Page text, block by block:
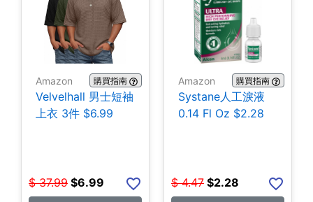
Amazon 購買指南
Velvelhall 男士短袖
上衣 3件 $6.99
$ 37.99 $6.99
Amazon 購買指南
Systane人工淚液
0.14 Fl Oz $2.28
$ 4.47 $2.28